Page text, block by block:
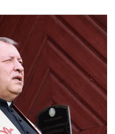
креста, стелы и
с временным
причина в том,